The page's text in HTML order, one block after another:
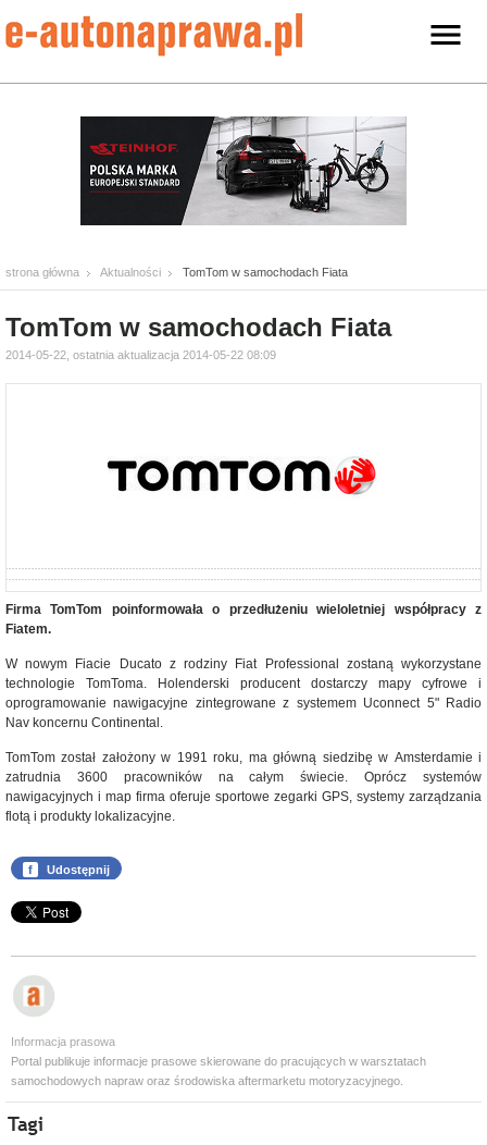
strona główna Aktualności TomTom w samochodach Fiata
TomTom w samochodach Fiata
2014-05-22, ostatnia aktualizacja 2014-05-22 08:09
Firma TomTom poinformowała o przedłużeniu wieloletniej współpracy z
Fiatem.
W nowym Fiacie Ducato z rodziny Fiat Professional zostaną wykorzystane
technologie TomToma. Holenderski producent dostarczy mapy cyfrowe i
oprogramowanie nawigacyjne zintegrowane z systemem Uconnect 5" Radio
Nav koncernu Continental.
TomTom został założony w 1991 roku, ma główną siedzibę w Amsterdamie i
zatrudnia 3600 pracowników na całym świecie. Oprócz systemów
nawigacyjnych i map firma oferuje sportowe zegarki GPS, systemy zarządzania
flotą i produkty lokalizacyjne.
f Udostępnij
Informacja prasowa
Portal publikuje informacje prasowe skierowane do pracujących w warsztatach
samochodowych napraw oraz środowiska aftermarketu motoryzacyjnego.